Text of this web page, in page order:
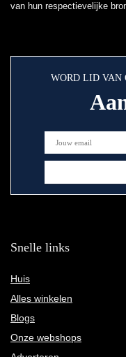
van hun respectievelijke
WORD LID VAN
Snelle links
Huis
Alles winkelen
Blogs
Onze webshops